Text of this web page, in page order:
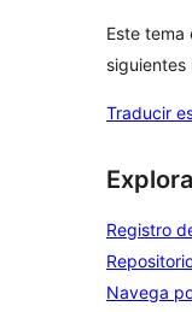
Este tema
siguientes
Traducir
Registro
Navega